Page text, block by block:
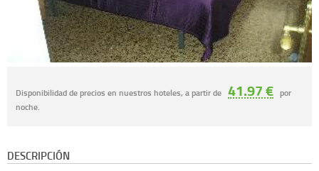
Disponibilidad de precios en nuestros hoteles, a partir de 41.97 € por
noche.
DESCRIPCIÓN